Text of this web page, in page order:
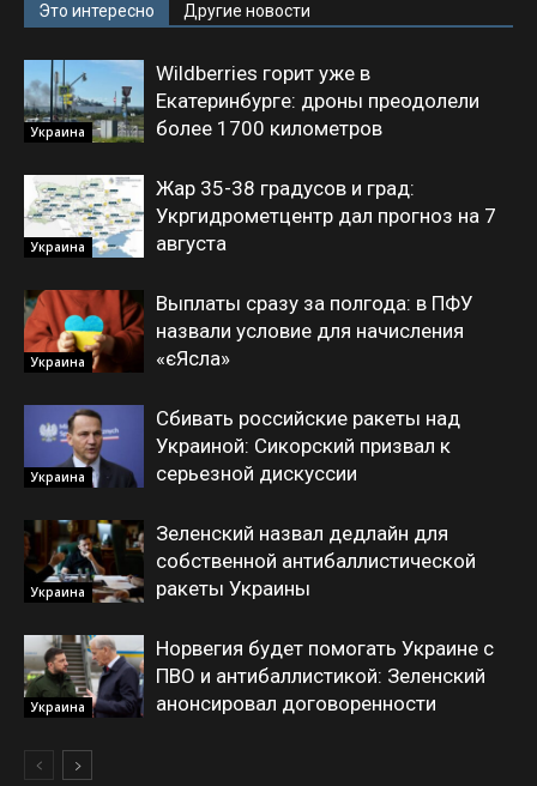
Это интересно Другие новости
Украина
Wildberries горит уже в
Екатеринбурге: дроны преодолели
более 1700 километров
Украина
Жар 35-38 градусов и град:
Укргидрометцентр дал прогноз на 7
августа
Украина
Выплаты сразу за полгода: в ПФУ
назвали условие для начисления
«єЯсла»
Украина
Сбивать российские ракеты над
Украиной: Сикорский призвал к
серьезной дискуссии
Украина
Зеленский назвал дедлайн для
собственной антибаллистической
ракеты Украины
Украина
Норвегия будет помогать Украине с
ПВО и антибаллистикой: Зеленский
анонсировал договоренности